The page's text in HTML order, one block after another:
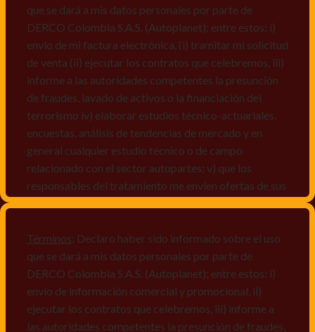
que se dará a mis datos personales por parte de
DERCO Colombia S.A.S. (Autoplanet); entre estos: i)
envío de mi factura electrónica, (i) tramitar mi solicitud
de venta (ii) ejecutar los contratos que celebremos, iii)
informe a las autoridades competentes la presunción
de fraudes, lavado de activos o la financiación del
terrorismo iv) elaborar estudios técnico-actuariales,
encuestas, análisis de tendencias de mercado y en
general cualquier estudio técnico o de campo
relacionado con el sector autopartes; v) que los
responsables del tratamiento me envíen ofertas de sus
mismos, vi) crear bases de datos de acuerdo a las
características y perfiles de los titulares de Datos
Personales, v) encuestas de satisfacción, vi) reportes
recall.
Declaro que puedo acceder a la política de protección
Términos: Declaro haber sido informado sobre el uso
que se dará a mis datos personales por parte de
DERCO Colombia S.A.S. (Autoplanet); entre estos: i)
envío de información comercial y promocional, ii)
ejecutar los contratos que celebremos, iii) informe a
las autoridades competentes la presunción de fraudes,